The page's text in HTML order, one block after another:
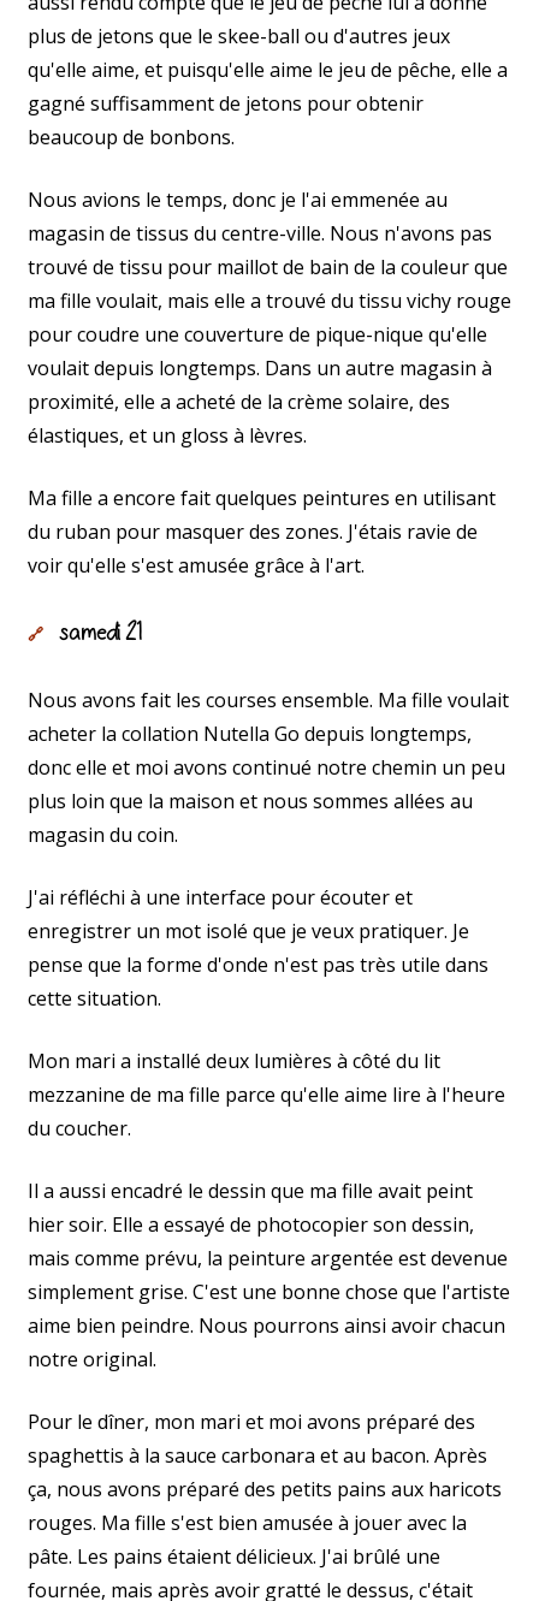
plus de jetons que le skee-ball ou d'autres jeux
qu'elle aime, et puisqu'elle aime le jeu de pêche, elle a
gagné suffisamment de jetons pour obtenir
beaucoup de bonbons.
Nous avions le temps, donc je l'ai emmenée au
magasin de tissus du centre-ville. Nous n'avons pas
trouvé de tissu pour maillot de bain de la couleur que
ma fille voulait, mais elle a trouvé du tissu vichy rouge
pour coudre une couverture de pique-nique qu'elle
voulait depuis longtemps. Dans un autre magasin à
proximité, elle a acheté de la crème solaire, des
élastiques, et un gloss à lèvres.
Ma fille a encore fait quelques peintures en utilisant
du ruban pour masquer des zones. J'étais ravie de
voir qu'elle s'est amusée grâce à l'art.
🔗 samedi 21
Nous avons fait les courses ensemble. Ma fille voulait
acheter la collation Nutella Go depuis longtemps,
donc elle et moi avons continué notre chemin un peu
plus loin que la maison et nous sommes allées au
magasin du coin.
J'ai réfléchi à une interface pour écouter et
enregistrer un mot isolé que je veux pratiquer. Je
pense que la forme d'onde n'est pas très utile dans
cette situation.
Mon mari a installé deux lumières à côté du lit
mezzanine de ma fille parce qu'elle aime lire à l'heure
du coucher.
Il a aussi encadré le dessin que ma fille avait peint
hier soir. Elle a essayé de photocopier son dessin,
mais comme prévu, la peinture argentée est devenue
simplement grise. C'est une bonne chose que l'artiste
aime bien peindre. Nous pourrons ainsi avoir chacun
notre original.
Pour le dîner, mon mari et moi avons préparé des
spaghettis à la sauce carbonara et au bacon. Après
ça, nous avons préparé des petits pains aux haricots
rouges. Ma fille s'est bien amusée à jouer avec la
pâte. Les pains étaient délicieux. J'ai brûlé une
fournée, mais après avoir gratté le dessus, c'était